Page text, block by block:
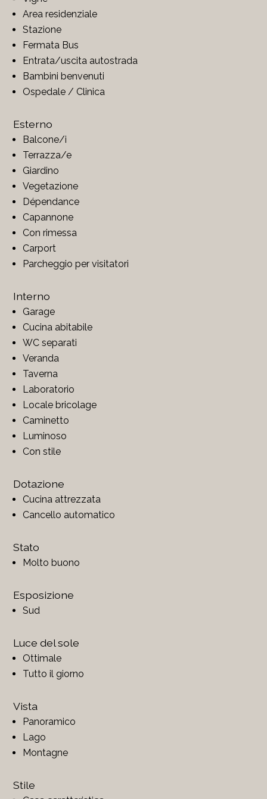
Area residenziale
Stazione
Fermata Bus
Entrata/uscita autostrada
Bambini benvenuti
Ospedale / Clinica
Esterno
Balcone/i
Terrazza/e
Giardino
Vegetazione
Dépendance
Capannone
Con rimessa
Carport
Parcheggio per visitatori
Interno
Garage
Cucina abitabile
WC separati
Veranda
Taverna
Laboratorio
Locale bricolage
Caminetto
Luminoso
Con stile
Dotazione
Cucina attrezzata
Cancello automatico
Stato
Molto buono
Esposizione
Sud
Luce del sole
Ottimale
Tutto il giorno
Vista
Panoramico
Lago
Montagne
Stile